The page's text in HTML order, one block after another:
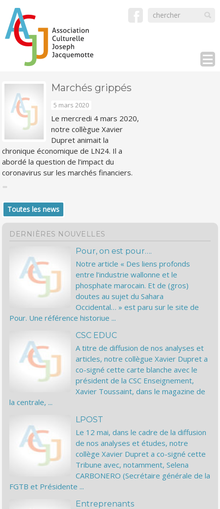
Marchés grippés
5 mars 2020
Le mercredi 4 mars 2020,
notre collègue Xavier
Dupret animait la
chronique économique de LN24. Il a
abordé la question de l’impact du
coronavirus sur les marchés financiers.
Toutes les news
DERNIÈRES NOUVELLES
Pour, on est pour….
Notre article « Des liens profonds
entre l’industrie wallonne et le
phosphate marocain. Et de (gros)
doutes au sujet du Sahara
Occidental… » est paru sur le site de
Pour. Une référence historiue ...
CSC EDUC
A titre de diffusion de nos analyses et
articles, notre collègue Xavier Dupret a
co-signé cette carte blanche avec le
président de la CSC Enseignement,
Xavier Toussaint, dans le magazine de
la centrale, ...
LPOST
Le 12 mai, dans le cadre de la diffusion
de nos analyses et études, notre
collège Xavier Dupret a co-signé cette
Tribune avec, notamment, Selena
CARBONERO (Secrétaire générale de la
FGTB et Présidente ...
Entreprenants